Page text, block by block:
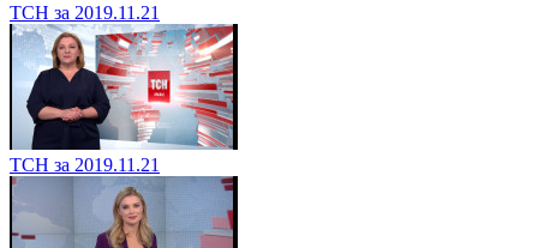
ТСН за 2019.11.21
ТСН за 2019.11.21